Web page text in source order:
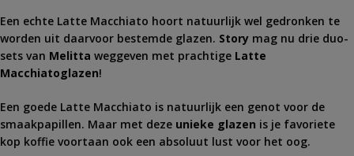
Een echte Latte Macchiato hoort natuurlijk wel gedronken te
worden uit daarvoor bestemde glazen. Story mag nu drie duo-
sets van Melitta weggeven met prachtige Latte
Macchiatoglazen!
Een goede Latte Macchiato is natuurlijk een genot voor de
smaakpapillen. Maar met deze unieke glazen is je favoriete
kop koffie voortaan ook een absoluut lust voor het oog.